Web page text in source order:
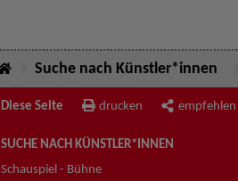
Suche nach Künstler*innen
Diese Seite drucken empfehlen
SUCHE NACH KÜNSTLER*INNEN
Schauspiel - Bühne